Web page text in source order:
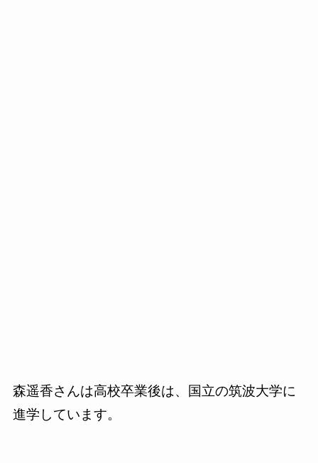
森遥香さんは高校卒業後は、国立の筑波大学に
進学しています。